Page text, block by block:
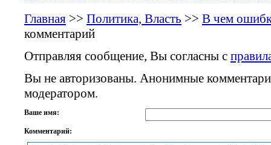
Главная >> Политика, Власть >> В чем
комментарий
Отправляя сообщение, Вы согласны с
Вы не авторизованы. Анонимные
модератором.
Ваше имя:
Комментарий: